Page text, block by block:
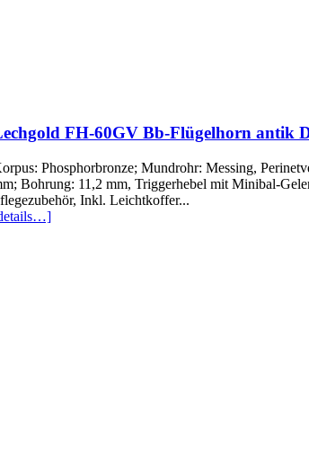
FH-60GV Bb-Flügelhorn antik
Phosphorbronze; Mundrohr: Messing,
Bohrung: 11,2 mm, Triggerhebel mit Minibal-
Inkl. Leichtkoffer...